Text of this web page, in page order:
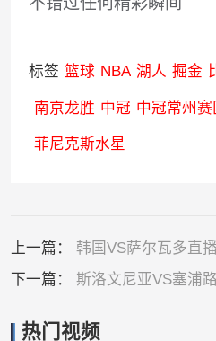
标签 篮球 NBA 湖人 掘金
南京龙胜 中冠 中冠常州
菲尼克斯水星
上一篇： 韩国VS萨尔瓦多直播
下一篇： 斯洛文尼亚VS塞浦
热门视频